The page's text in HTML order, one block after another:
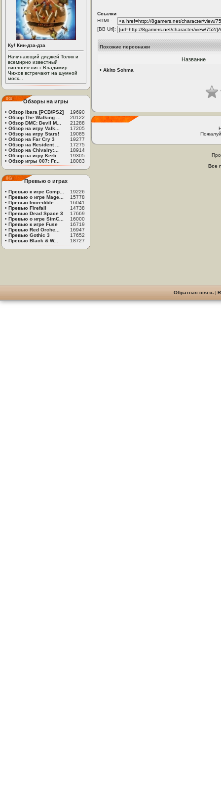
Ку! Кин-дза-дза
Начинающий диджей Толик и
всемирно известный
виолончелист Владимир
Чижов встречают на шумной
моск...
Обзоры на игры
• Обзор Ibara [PCB/PS2]
19690
• Обзор The Walking ...
20122
• Обзор DMC: Devil M...
21288
• Обзор на игру Valk...
17205
• Обзор на игру Stars!
19085
• Обзор на Far Cry 3
19277
• Обзор на Resident ...
17275
• Обзор на Chivalry:...
18914
• Обзор на игру Kerb...
19305
• Обзор игры 007: Fr... 18083
Превью о играх
• Превью к игре Comp...
19226
• Превью о игре Mage...
15778
• Превью Incredible ...
16041
• Превью Firefall
14738
• Превью Dead Space 3
17669
• Превью о игре SimC...
16000
• Превью к игре Fuse
16719
• Превью Red Orche...
16947
• Превью Gothic 3
17652
• Превью Black & W... 18727
Ссылки
HTML:
[BB Url]:
Похожие персонажи
Название
• Akito Sohma
Все
Обратная связь